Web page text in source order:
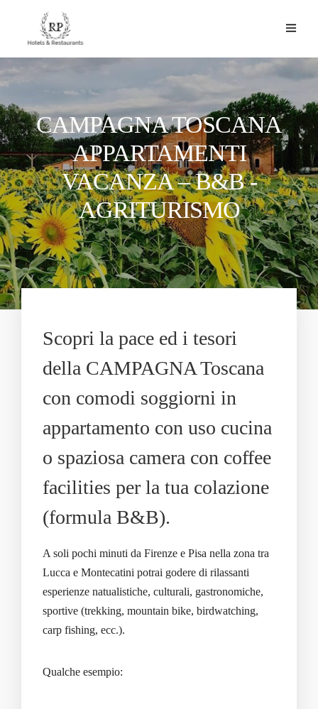
CAMPAGNA TOSCANA
APPARTAMENTI
VACANZA – B&B -
AGRITURISMO
Scopri la pace ed i tesori
della CAMPAGNA Toscana
con comodi soggiorni in
appartamento con uso cucina
o spaziosa camera con coffee
facilities per la tua colazione
(formula B&B).
A soli pochi minuti da Firenze e Pisa nella zona tra
Lucca e Montecatini potrai godere di rilassanti
esperienze natualistiche, culturali, gastronomiche,
sportive (trekking, mountain bike, birdwatching,
carp fishing, ecc.).
Qualche esempio: